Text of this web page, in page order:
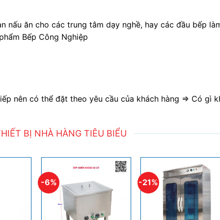
nấu ăn cho các trung tâm dạy nghề, hay các đầu bếp
Bếp Công Nghiệp
nên có thể đặt theo yêu cầu của khách hàng => Có gì
BỊ NHÀ HÀNG TIÊU BIỂU
-6% -21%